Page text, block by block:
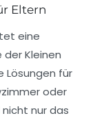
Eltern
eine
Kleinen
Lösungen für
oder
nur das